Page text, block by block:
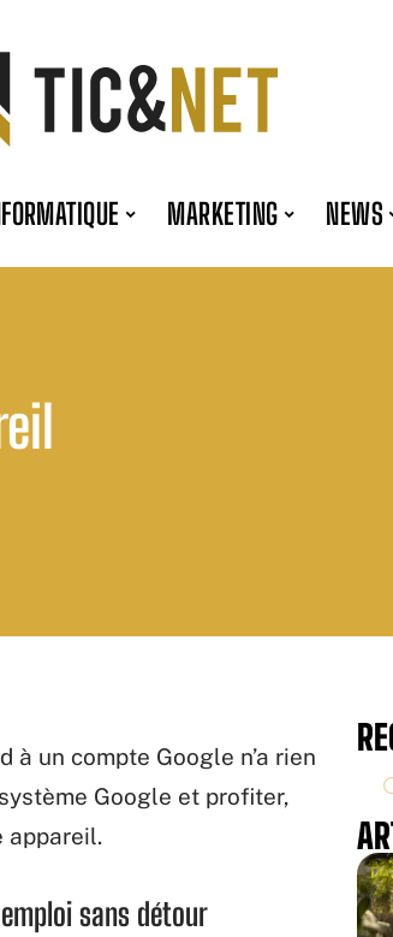
MARKETING NEWS
un compte Google n’a rien
Google et profiter,
appareil.
sans détour